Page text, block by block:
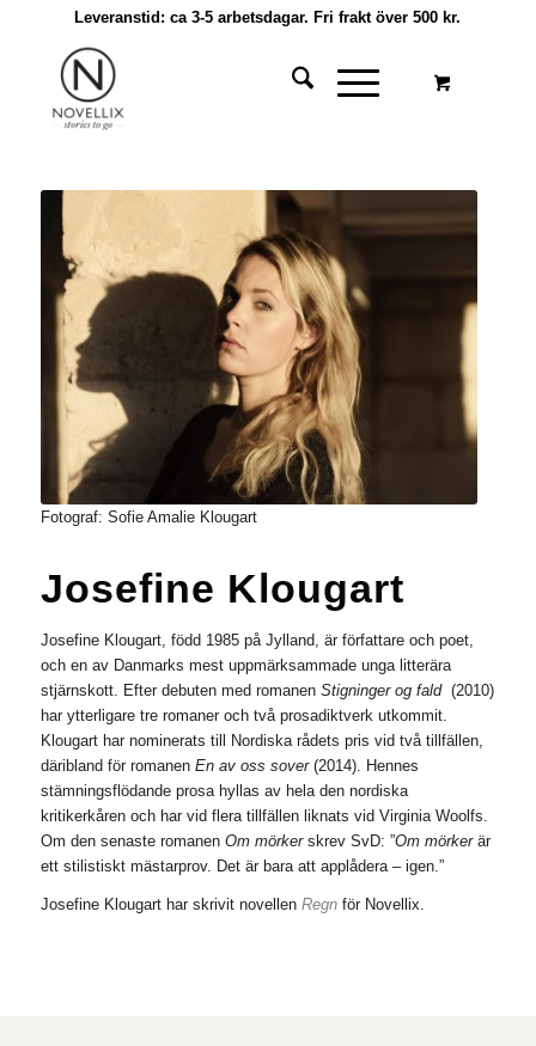
Leveranstid: ca 3-5 arbetsdagar. Fri frakt över 500 kr.
Fotograf: Sofie Amalie Klougart
Josefine Klougart
Josefine Klougart, född 1985 på Jylland, är författare och poet,
och en av Danmarks mest uppmärksammade unga litterära
stjärnskott. Efter debuten med romanen Stigninger og fald(2010)
har ytterligare tre romaner och två prosadiktverk utkommit.
Klougart har nominerats till Nordiska rådets pris vid två tillfällen,
däribland för romanen En av oss sover (2014). Hennes
stämningsflödande prosa hyllas av hela den nordiska
kritikerkåren och har vid flera tillfällen liknats vid Virginia Woolfs.
Om den senaste romanen Om mörker skrev SvD: ”Om mörkerär
ett stilistiskt mästarprov. Det är bara att applådera – igen.”
Josefine Klougart har skrivit novellen Regnför Novellix.